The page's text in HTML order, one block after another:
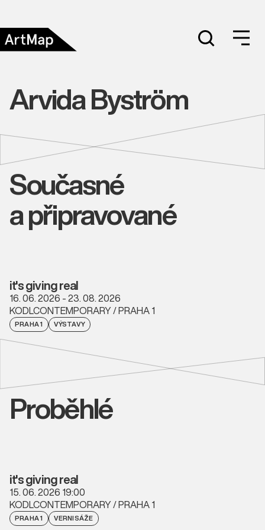
Arvida Byström
Současné
a připravované
it's giving real
16. 06. 2026 - 23. 08. 2026
KODLCONTEMPORARY / PRAHA 1
PRAHA 1 VÝSTAVY
Proběhlé
it's giving real
15. 06. 2026 19:00
KODLCONTEMPORARY / PRAHA 1
PRAHA 1 VERNISÁŽE